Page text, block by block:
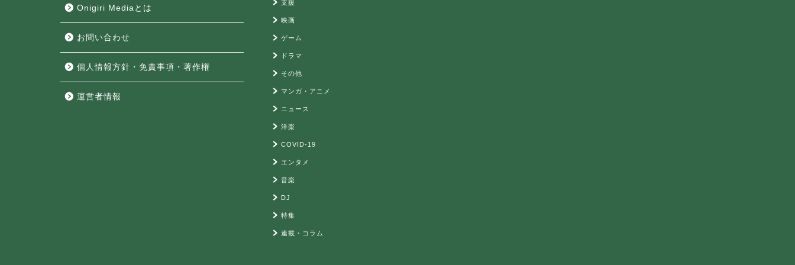
Onigiri Mediaとは
お問い合わせ
個人情報方針・免責事項・著作権
運営者情報
支援
映画
ゲーム
ドラマ
その他
マンガ・アニメ
ニュース
洋楽
COVID-19
エンタメ
音楽
DJ
特集
連載・コラム